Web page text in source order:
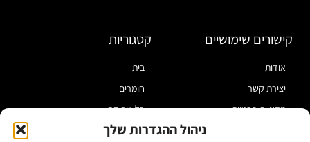
ניהול ההגדרות שלך
קישורים שימושיים
אודות
יצירת קשר
מדיניות פרטיות
קטגוריות
בית
חומרים
כלי עבודה
מוצרי הלחמה